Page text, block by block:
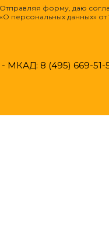
Отправляя форму, даю
«О персональных данных»
8 (495) 669-51-